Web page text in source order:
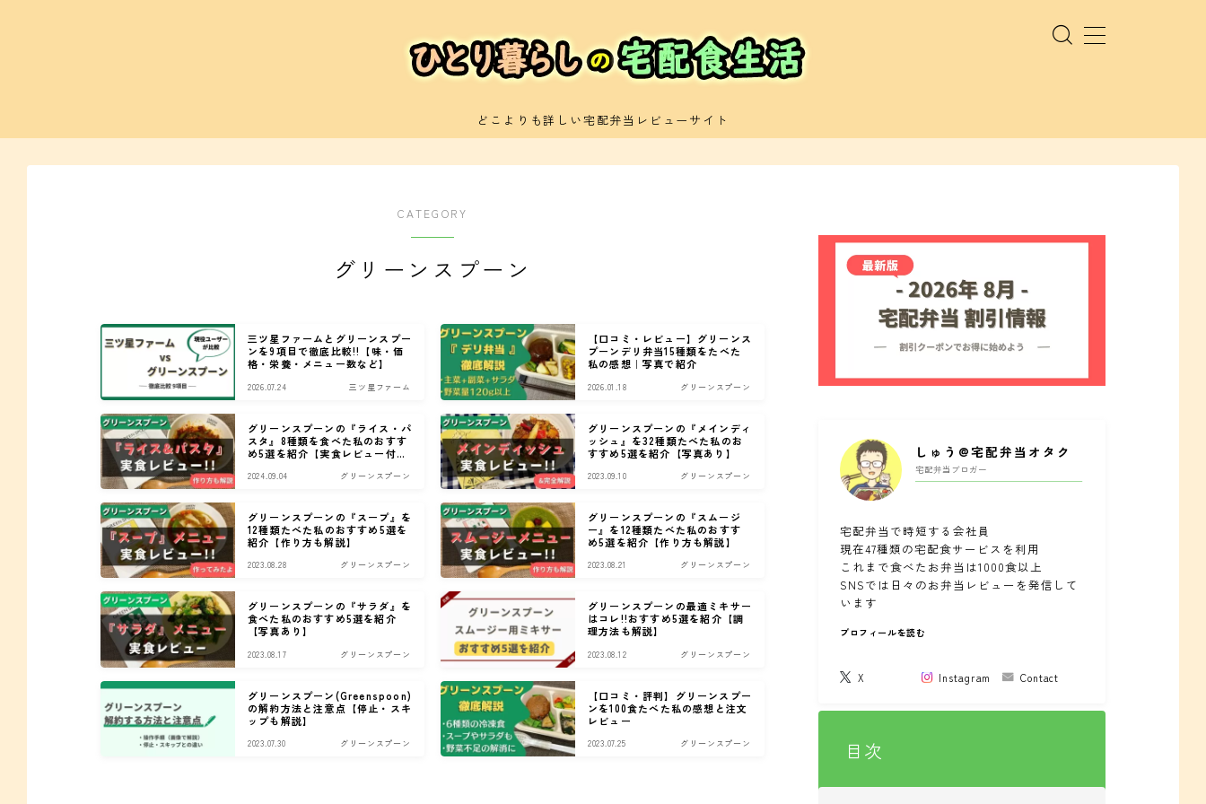
どこよりも詳しい宅配弁当レビューサイト
CATEGORY
グリーンスプーン
三ツ星ファームとグリーンスプー
ンを9項目で徹底比較!!【味・価
格・栄養・メニュー数など】
2026.07.24 三ツ星ファーム
【口コミ・レビュー】グリーンス
プーンデリ弁当15種類をたべた
私の感想｜写真で紹介
2026.01.18 グリーンスプーン
グリーンスプーンの『ライス・パ
スタ』8種類を食べた私のおすす
め5選を紹介【実食レビュー付
2024.09.04 グリーンスプーン
グリーンスプーンの『メインディ
ッシュ』を32種類たべた私のお
すすめ5選を紹介【写真あり】
2023.09.10 グリーンスプーン
グリーンスプーンの『スープ』を
12種類たべた私のおすすめ5選を
紹介【作り方も解説】
2023.08.28 グリーンスプーン
グリーンスプーンの『スムージ
ー』を12種類たべた私のおすす
め5選を紹介【作り方も解説】
2023.08.21 グリーンスプーン
グリーンスプーンの『サラダ』を
食べた私のおすすめ5選を紹介
【写真あり】
2023.08.17 グリーンスプーン
グリーンスプーンの最適ミキサー
はコレ!!おすすめ5選を紹介【調
理方法も解説】
2023.08.12 グリーンスプーン
グリーンスプーン(Greenspoon)
の解約方法と注意点【停止・スキ
ップも解説】
2023.07.30 グリーンスプーン
【口コミ・評判】グリーンスプー
ンを100食たべた私の感想と注文
レビュー
2023.07.25 グリーンスプーン
しゅう@宅配弁当オタク
宅配弁当ブロガー
宅配弁当で時短する会社員
現在47種類の宅配食サービスを利用
これまで食べたお弁当は1000食以上
SNSでは日々のお弁当レビューを発信して
います
プロフィールを読む
X Instagram Contact
目次